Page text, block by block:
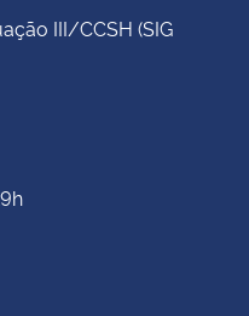
III/CCSH (SIG